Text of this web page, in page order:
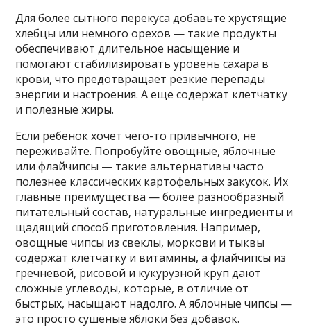
Для более сытного перекуса добавьте хрустящие
хлебцы или немного орехов — такие продукты
обеспечивают длительное насыщение и
помогают стабилизировать уровень сахара в
крови, что предотвращает резкие перепады
энергии и настроения. А еще содержат клетчатку
и полезные жиры.
Если ребенок хочет чего-то привычного, не
переживайте. Попробуйте овощные, яблочные
или флайчипсы — такие альтернативы часто
полезнее классических картофельных закусок. Их
главные преимущества — более разнообразный
питательный состав, натуральные ингредиенты и
щадящий способ приготовления. Например,
овощные чипсы из свеклы, моркови и тыквы
содержат клетчатку и витамины, а флайчипсы из
гречневой, рисовой и кукурузной круп дают
сложные углеводы, которые, в отличие от
быстрых, насыщают надолго. А яблочные чипсы —
это просто сушеные яблоки без добавок.